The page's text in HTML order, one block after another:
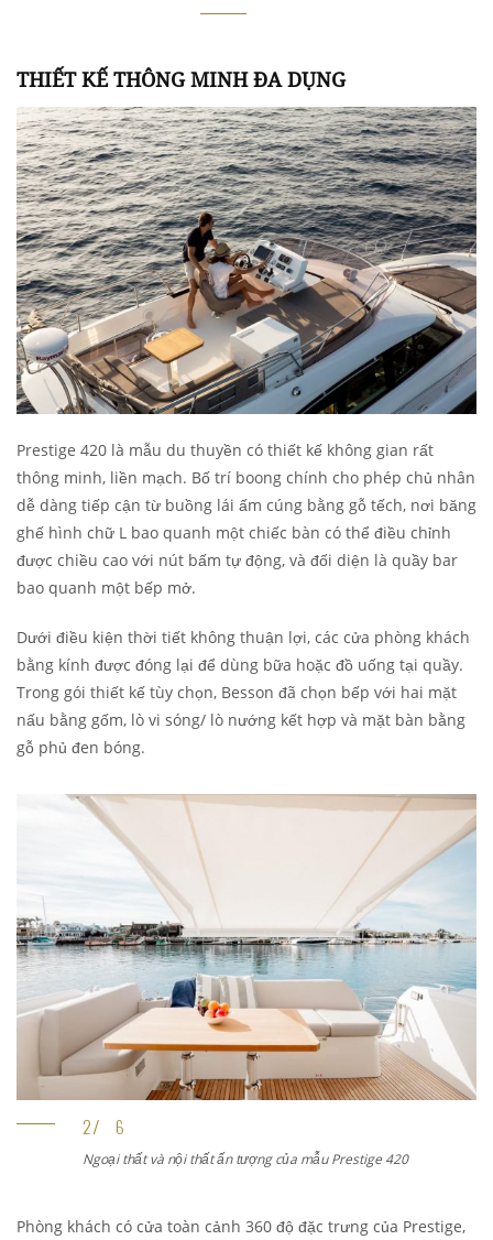
THIẾT KẾ THÔNG MINH ĐA DỤNG
Prestige 420 là mẫu du thuyền có thiết kế không gian rất
thông minh, liền mạch. Bố trí boong chính cho phép chủ nhân
dễ dàng tiếp cận từ buồng lái ấm cúng bằng gỗ tếch, nơi băng
ghế hình chữ L bao quanh một chiếc bàn có thể điều chỉnh
được chiều cao với nút bấm tự động, và đối diện là quầy bar
bao quanh một bếp mở.
Dưới điều kiện thời tiết không thuận lợi, các cửa phòng khách
bằng kính được đóng lại để dùng bữa hoặc đồ uống tại quầy.
Trong gói thiết kế tùy chọn, Besson đã chọn bếp với hai mặt
nấu bằng gốm, lò vi sóng/ lò nướng kết hợp và mặt bàn bằng
gỗ phủ đen bóng.
Ngoại thất và nội thất ấn tượng của mẫu Prestige 420
Phòng khách có cửa toàn cảnh 360 độ đặc trưng của Prestige,